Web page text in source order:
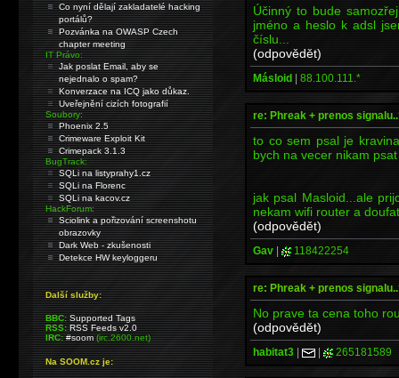
Účinný to bude
jméno a heslo k adsl
číslu...
(odpovědět)
Másloid | 88.100.111.*
re: Phreak + prenos
to co sem psal je
bych na vecer nikam
jak psal Masloid...ale
nekam wifi router a
(odpovědět)
Gav | 118422254
re: Phreak + prenos
No prave ta cena toho
(odpovědět)
habitat3 | | 265181589
Co nyní dělají zakladatelé hacking
portálů?
Pozvánka na OWASP Czech
chapter meeting
IT Právo:
Jak poslat Email, aby se
nejednalo o spam?
Konverzace na ICQ jako důkaz.
Uveřejnění cizích fotografií
Soubory:
Phoenix 2.5
Crimeware Exploit Kit
Crimepack 3.1.3
BugTrack:
SQLi na listyprahy1.cz
SQLi na Florenc
SQLi na kacov.cz
HackForum:
Sciolink a pořizování screenshotu
obrazovky
Dark Web - zkušenosti
Detekce HW keyloggeru
Další služby:
BBC: Supported Tags
RSS: RSS Feeds v2.0
IRC: #soom(irc.2600.net)
Na SOOM.cz je: